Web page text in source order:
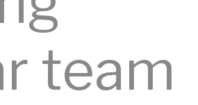
team